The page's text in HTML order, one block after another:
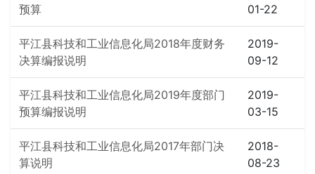
预算
01-22
平江县科技和工业信息化局2018年度财务
决算编报说明
2019-
09-12
平江县科技和工业信息化局2019年度部门
预算编报说明
2019-
03-15
平江县科技和工业信息化局2017年部门决
算说明
2018-
08-23